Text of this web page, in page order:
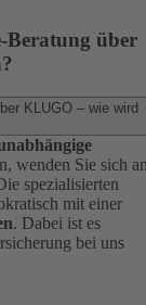
Beratung über
KLUGO – wie wird
wenden Sie sich
spezialisierten
mit einer
. Dabei ist es
bei uns